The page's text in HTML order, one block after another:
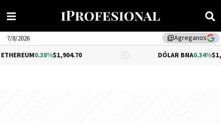
library_addAgreganos
7/8/2026
$1,904.70 DÓLAR BNA 0.34%$1,520.00